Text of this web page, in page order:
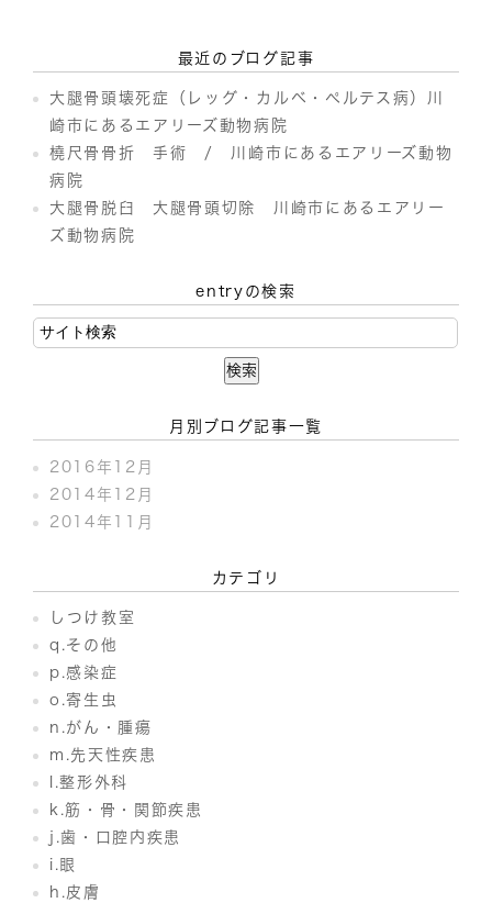
最近のブログ記事
大腿骨頭壊死症（レッグ・カルベ・ペルテス病）川
崎市にあるエアリーズ動物病院
橈尺骨骨折 手術 / 川崎市にあるエアリーズ動物
病院
大腿骨脱臼 大腿骨頭切除 川崎市にあるエアリー
ズ動物病院
entryの検索
月別ブログ記事一覧
2016年12月
2014年12月
2014年11月
カテゴリ
しつけ教室
q.その他
p.感染症
o.寄生虫
n.がん・腫瘍
m.先天性疾患
l.整形外科
k.筋・骨・関節疾患
j.歯・口腔内疾患
i.眼
h.皮膚